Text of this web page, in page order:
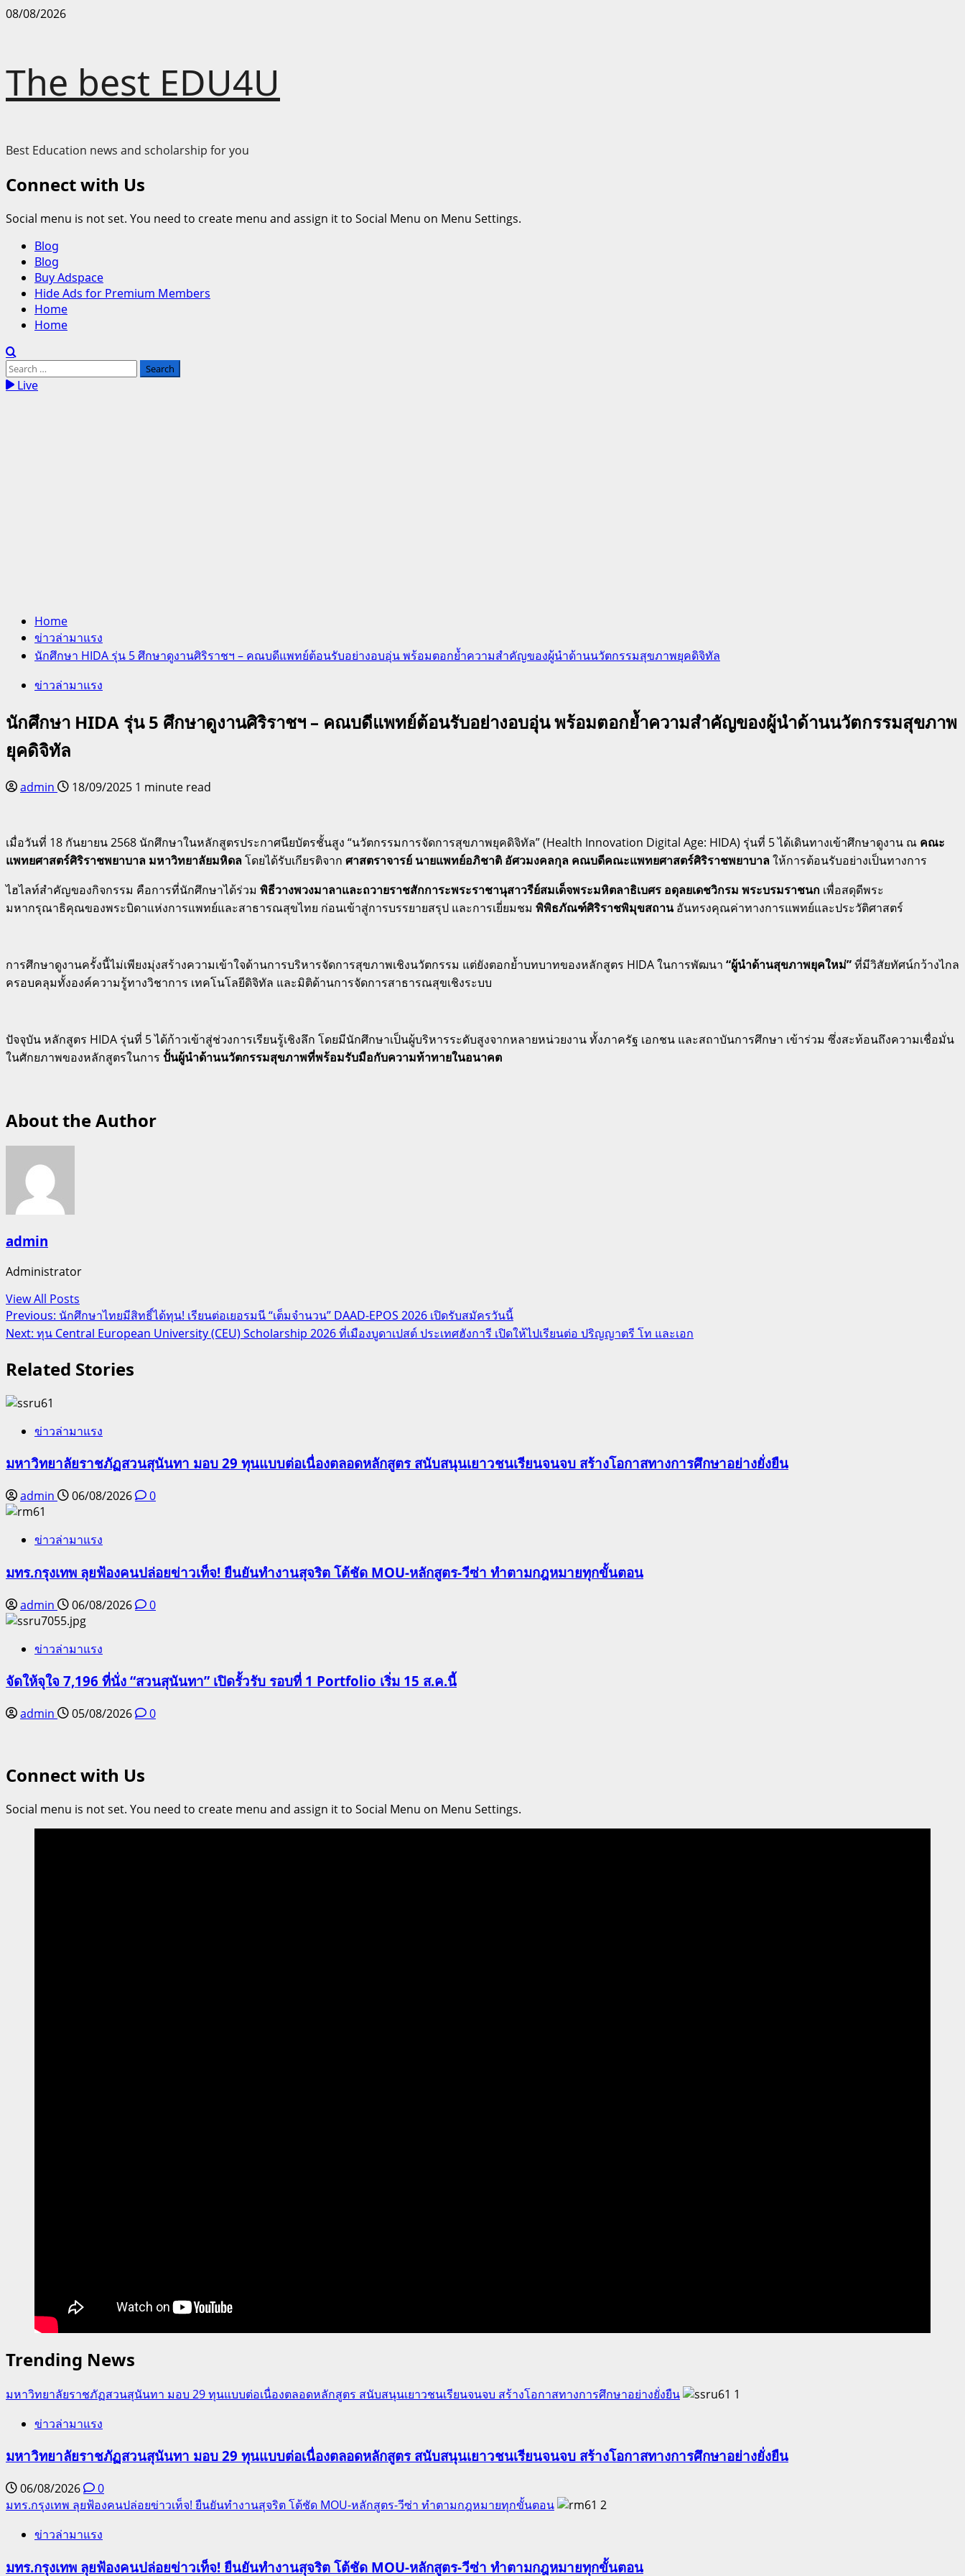
Skip
08/08/2026
The best EDU4U
Best Education news and scholarship for you
Connect with Us
Social menu is not set. You need to create menu and assign it to Social Menu on Menu Settings.
Primary
Menu
Blog
Blog
Buy Adspace
Hide Ads for Premium Members
Home
Home
Search
for:Live
Home
ข่าวล่ามาแรง
นักศึกษา HIDA รุ่น 5 ศึกษาดูงานศิริราชฯ – คณบดีแพทย์ต้อนรับอย่างอบอุ่น พร้อมตอกย้ำความสำคัญของผู้นำด้านนวัตกรรมสุขภาพยุคดิจิทัล
ข่าวล่ามาแรง
นักศึกษา HIDA รุ่น 5 ศึกษาดูงานศิริราชฯ – คณบดีแพทย์ต้อนรับอย่างอบอุ่น พร้อมตอกย้ำความสำคัญของผู้นำด้านนวัตกรรมสุขภาพ
ยุคดิจิทัล
admin 18/09/2025 1 minute read
เมื่อวันที่ 18 กันยายน 2568 นักศึกษาในหลักสูตรประกาศนียบัตรชั้นสูง “นวัตกรรมการจัดการสุขภาพยุคดิจิทัล” (Health Innovation Digital Age: HIDA) รุ่นที่ 5 ได้เดินทางเข้าศึกษาดูงาน ณ คณะ
แพทยศาสตร์ศิริราชพยาบาล มหาวิทยาลัยมหิดลโดยได้รับเกียรติจาก ศาสตราจารย์ นายแพทย์อภิชาติ อัศวมงคลกุล คณบดีคณะแพทยศาสตร์ศิริราชพยาบาลให้การต้อนรับอย่างเป็นทางการ
ไฮไลท์สำคัญของกิจกรรม คือการที่นักศึกษาได้ร่วม พิธีวางพวงมาลาและถวายราชสักการะพระราชานุสาวรีย์สมเด็จพระมหิตลาธิเบศร อดุลยเดชวิกรม พระบรมราชนก เพื่อสดุดีพระ
มหากรุณาธิคุณของพระบิดาแห่งการแพทย์และสาธารณสุขไทย ก่อนเข้าสู่การบรรยายสรุป และการเยี่ยมชม พิพิธภัณฑ์ศิริราชพิมุขสถานอันทรงคุณค่าทางการแพทย์และประวัติศาสตร์
การศึกษาดูงานครั้งนี้ไม่เพียงมุ่งสร้างความเข้าใจด้านการบริหารจัดการสุขภาพเชิงนวัตกรรม แต่ยังตอกย้ำบทบาทของหลักสูตร HIDA ในการพัฒนา “ผู้นำด้านสุขภาพยุคใหม่”ที่มีวิสัยทัศน์กว้างไกล
ครอบคลุมทั้งองค์ความรู้ทางวิชาการ เทคโนโลยีดิจิทัล และมิติด้านการจัดการสาธารณสุขเชิงระบบ
ปัจจุบัน หลักสูตร HIDA รุ่นที่ 5 ได้ก้าวเข้าสู่ช่วงการเรียนรู้เชิงลึก โดยมีนักศึกษาเป็นผู้บริหารระดับสูงจากหลายหน่วยงาน ทั้งภาครัฐ เอกชน และสถาบันการศึกษา เข้าร่วม ซึ่งสะท้อนถึงความเชื่อมั่น
ในศักยภาพของหลักสูตรในการ ปั้นผู้นำด้านนวัตกรรมสุขภาพที่พร้อมรับมือกับความท้าทายในอนาคต
About the Author
admin
Administrator
View All Posts
Post
navigation
Previous: นักศึกษาไทยมีสิทธิ์ได้ทุน! เรียนต่อเยอรมนี “เต็มจำนวน” DAAD-EPOS 2026 เปิดรับสมัครวันนี้
Next: ทุน Central European University (CEU) Scholarship 2026 ที่เมืองบูดาเปสต์ ประเทศฮังการี เปิดให้ไปเรียนต่อ ปริญญาตรี โท และเอก
Related Stories
ข่าวล่ามาแรง
มหาวิทยาลัยราชภัฏสวนสุนันทา มอบ 29 ทุนแบบต่อเนื่องตลอดหลักสูตร สนับสนุนเยาวชนเรียนจนจบ สร้างโอกาสทางการศึกษาอย่างยั่งยืน
admin 06/08/2026 0
ข่าวล่ามาแรง
มทร.กรุงเทพ ลุยฟ้องคนปล่อยข่าวเท็จ! ยืนยันทำงานสุจริต โต้ชัด MOU-หลักสูตร-วีซ่า ทำตามกฎหมายทุกขั้นตอน
admin 06/08/2026 0
ข่าวล่ามาแรง
จัดให้จุใจ 7,196 ที่นั่ง “สวนสุนันทา” เปิดรั้วรับ รอบที่ 1 Portfolio เริ่ม 15 ส.ค.นี้
admin 05/08/2026 0
Connect with Us
Social menu is not set. You need to create menu and assign it to Social Menu on Menu Settings.
Trending News
มหาวิทยาลัยราชภัฏสวนสุนันทา มอบ 29 ทุนแบบต่อเนื่องตลอดหลักสูตร สนับสนุนเยาวชนเรียนจนจบ สร้างโอกาสทางการศึกษาอย่างยั่งยืน
1
ข่าวล่ามาแรง
มหาวิทยาลัยราชภัฏสวนสุนันทา มอบ 29 ทุนแบบต่อเนื่องตลอดหลักสูตร สนับสนุนเยาวชนเรียนจนจบ สร้างโอกาสทางการศึกษาอย่างยั่งยืน
06/08/2026
0
มทร.กรุงเทพ ลุยฟ้องคนปล่อยข่าวเท็จ! ยืนยันทำงานสุจริต โต้ชัด MOU-หลักสูตร-วีซ่า ทำตามกฎหมายทุกขั้นตอน
2
ข่าวล่ามาแรง
มทร.กรุงเทพ ลุยฟ้องคนปล่อยข่าวเท็จ! ยืนยันทำงานสุจริต โต้ชัด MOU-หลักสูตร-วีซ่า ทำตามกฎหมายทุกขั้นตอน